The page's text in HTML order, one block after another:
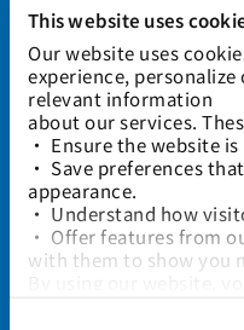
This website uses
Our website uses
experience,
relevant information
about our services.
• Ensure the website
• Save preferences
appearance.
• Understand how
• Offer features from
with them to show you
电子集装
电
航运